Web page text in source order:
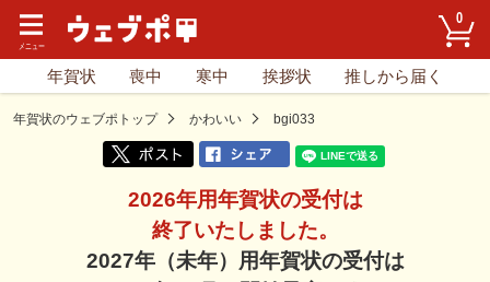
0
年賀状 喪中 寒中 挨拶状 推しから届く
年賀状のウェブポトップ かわいい bgi033
2026年用年賀状の受付は
終了いたしました。
2027年（未年）用年賀状の受付は